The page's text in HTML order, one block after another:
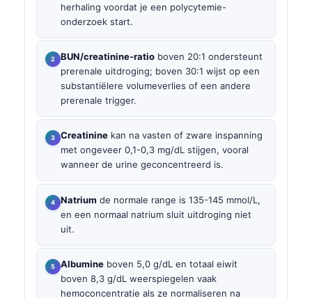
herhaling voordat je een polycytemie-
onderzoek start.
BUN/creatinine-ratio boven 20:1 ondersteunt
prerenale uitdroging; boven 30:1 wijst op een
substantiëlere volumeverlies of een andere
prerenale trigger.
Creatinine kan na vasten of zware inspanning
met ongeveer 0,1-0,3 mg/dL stijgen, vooral
wanneer de urine geconcentreerd is.
Natrium de normale range is 135-145 mmol/L,
en een normaal natrium sluit uitdroging niet
uit.
Albumine boven 5,0 g/dL en totaal eiwit
boven 8,3 g/dL weerspiegelen vaak
hemoconcentratie als ze normaliseren na